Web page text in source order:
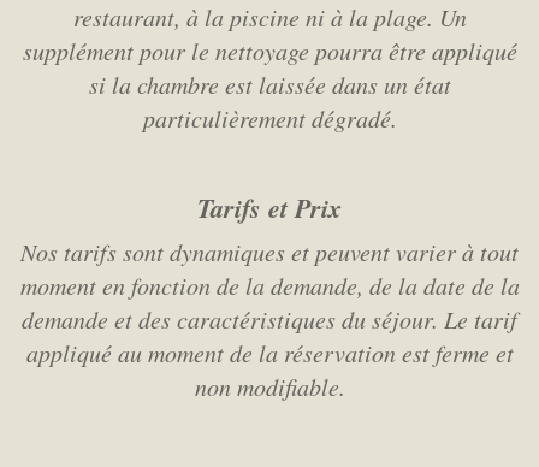
restaurant, à la piscine ni à la plage. Un
supplément pour le nettoyage pourra être appliqué
si la chambre est laissée dans un état
particulièrement dégradé.
Tarifs et Prix
Nos tarifs sont dynamiques et peuvent varier à tout
moment en fonction de la demande, de la date de la
demande et des caractéristiques du séjour. Le tarif
appliqué au moment de la réservation est ferme et
non modifiable.